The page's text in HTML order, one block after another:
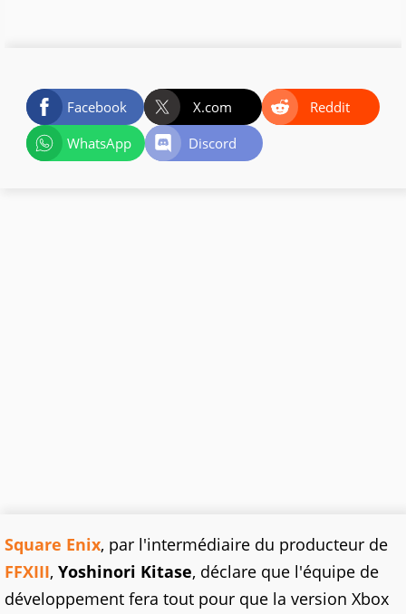
Facebook X.com
Reddit
WhatsApp
Discord
Square Enix, par l'intermédiaire du producteur de
FFXIII, Yoshinori Kitase, déclare que l'équipe de
développement fera tout pour que la version Xbox